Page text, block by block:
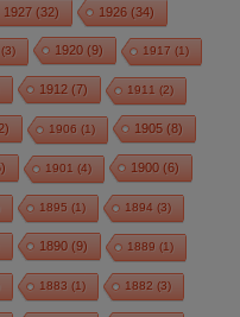
1927 (32) 1926 (34)
(3) 1920 (9) 1917 (1)
1912 (7) 1911 (2)
1906 (1) 1905 (8)
1901 (4) 1900 (6)
1895 (1) 1894 (3)
1890 (9) 1889 (1)
1883 (1) 1882 (3)